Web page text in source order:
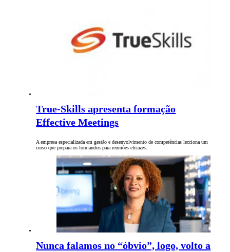
True-Skills apresenta formação
Effective Meetings
A empresa especializada em gestão e desenvolvimento de competências lecciona um
curso que prepara os formandos para reuniões eficazes.
Nunca falamos no “óbvio”, logo, volto a